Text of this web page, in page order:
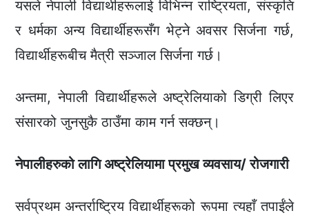
यसले नेपाली विद्यार्थीहरूलाई विभिन्न राष्ट्रियता, संस्कृति
र धर्मका अन्य विद्यार्थीहरूसँग भेट्ने अवसर सिर्जना गर्छ,
विद्यार्थीहरूबीच मैत्री सञ्जाल सिर्जना गर्छ।
अन्तमा, नेपाली विद्यार्थीहरूले अष्ट्रेलियाको डिग्री लिएर
संसारको जुनसुकै ठाउँमा काम गर्न सक्छन्।
नेपालीहरुको लागि अष्ट्रेलियामा प्रमुख व्यवसाय/ रोजगारी
सर्वप्रथम अन्तर्राष्ट्रिय विद्यार्थीहरूको रूपमा त्यहाँ तपाईंले